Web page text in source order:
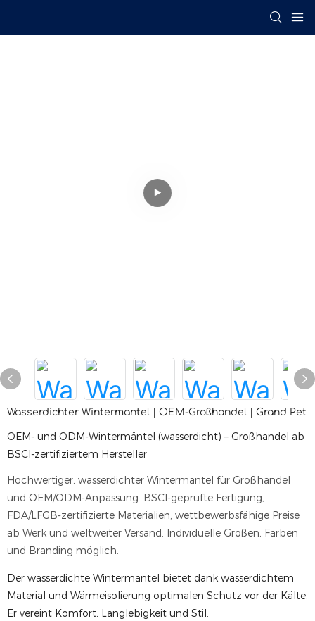
Wasserdichter Wintermantel | OEM-Großhandel | Grand Pet
OEM- und ODM-Wintermäntel (wasserdicht) – Großhandel ab
BSCI-zertifiziertem Hersteller
Hochwertiger, wasserdichter Wintermantel für Großhandel
und OEM/ODM-Anpassung. BSCI-geprüfte Fertigung,
FDA/LFGB-zertifizierte Materialien, wettbewerbsfähige Preise
ab Werk und weltweiter Versand. Individuelle Größen, Farben
und Branding möglich.
Der wasserdichte Wintermantel bietet dank wasserdichtem
Material und Wärmeisolierung optimalen Schutz vor der Kälte.
Er vereint Komfort, Langlebigkeit und Stil.